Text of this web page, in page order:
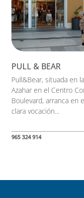
PULL & BEAR
Pull&Bear, situada en
Azahar en el Centro
Boulevard, arranca en
clara vocación...
965 324 914